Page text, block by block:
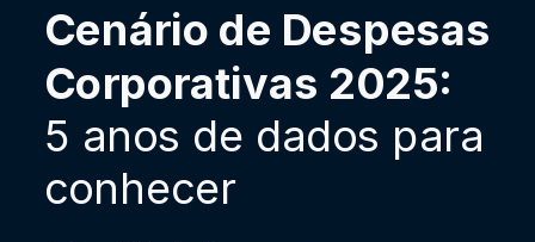
Cenário de Despesas
Corporativas 2025:
5 anos de dados para
conhecer